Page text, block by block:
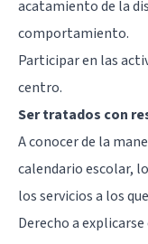
acatamiento de la
comportamiento.
Participar en las
centro.
Ser tratados con
A conocer de la
calendario escolar,
los servicios a los
Derecho a